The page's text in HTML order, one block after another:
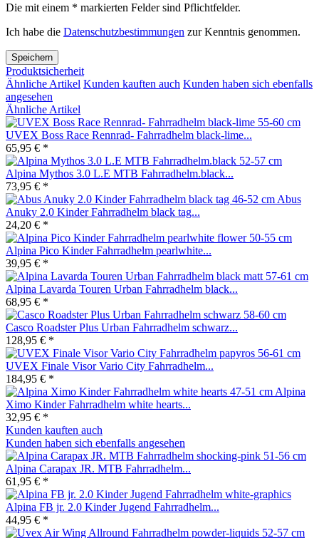
Die mit einem * markierten Felder sind Pflichtfelder.
Ich habe die Datenschutzbestimmungen zur Kenntnis genommen.
Speichern
Produktsicherheit
Ähnliche Artikel Kunden kauften auch Kunden haben sich ebenfalls
angesehen
Ähnliche Artikel
UVEX Boss Race Rennrad- Fahrradhelm black-lime...
65,95 € *
Alpina Mythos 3.0 L.E MTB Fahrradhelm.black...
73,95 € *
Abus
Anuky 2.0 Kinder Fahrradhelm black tag...
24,20 € *
Alpina Pico Kinder Fahrradhelm pearlwhite...
39,95 € *
Alpina Lavarda Touren Urban Fahrradhelm black...
68,95 € *
Casco Roadster Plus Urban Fahrradhelm schwarz...
128,95 € *
UVEX Finale Visor Vario City Fahrradhelm...
184,95 € *
Alpina
Ximo Kinder Fahrradhelm white hearts...
32,95 € *
Kunden kauften auch
Kunden haben sich ebenfalls angesehen
Alpina Carapax JR. MTB Fahrradhelm...
61,95 € *
Alpina FB jr. 2.0 Kinder Jugend Fahrradhelm...
44,95 € *